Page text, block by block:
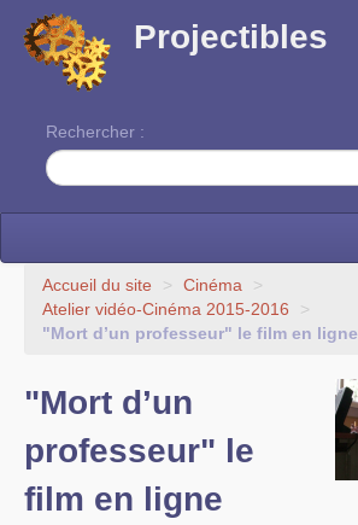
Projectibles
Rechercher :
La ruche
Une classe à projets
Accueil du site > Cinéma
>
Atelier vidéo-Cinéma 2015-2016
>
"Mort d’un professeur" le film en ligne
"Mort d’un
professeur" le
film en ligne